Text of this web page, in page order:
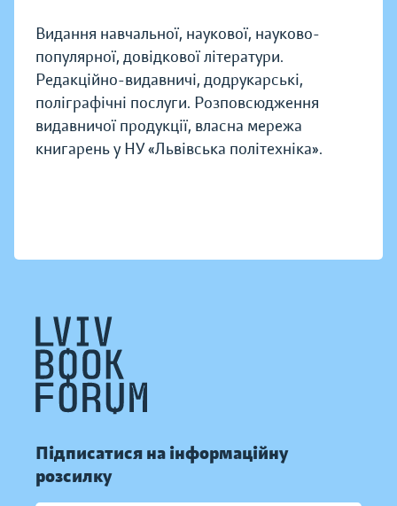
Видання навчальної, наукової, науково-
популярної, довідкової літератури.
Редакційно-видавничі, додрукарські,
поліграфічні послуги. Розповсюдження
видавничої продукції, власна мережа
книгарень у НУ «Львівська політехніка».
Підписатися на інформаційну
розсилку